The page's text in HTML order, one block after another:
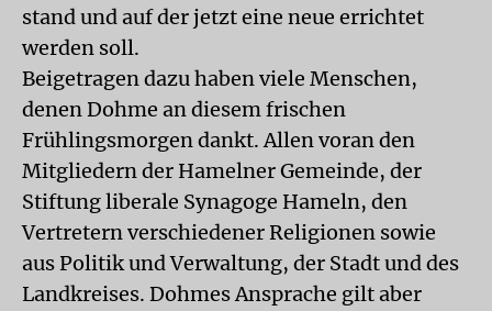
stand und auf der jetzt eine neue errichtet
werden soll.
Beigetragen dazu haben viele Menschen,
denen Dohme an diesem frischen
Frühlingsmorgen dankt. Allen voran den
Mitgliedern der Hamelner Gemeinde, der
Stiftung liberale Synagoge Hameln, den
Vertretern verschiedener Religionen sowie
aus Politik und Verwaltung, der Stadt und des
Landkreises. Dohmes Ansprache gilt aber